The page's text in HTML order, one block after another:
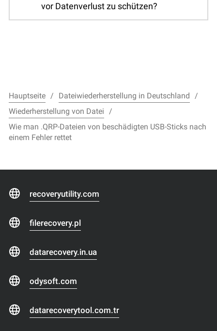
vor Datenverlust zu schützen?
Hauptseite
Dateiwiederherstellung in Deutschland
Wiederherstellung von Datei
Wie man .QRP-Dateien von beschädigten USB-Sticks nach
einem Fehler rettet
recoveryutility.com
filerecovery.pl
datarecovery.in.ua
odysoft.com
datarecoverytool.com.tr